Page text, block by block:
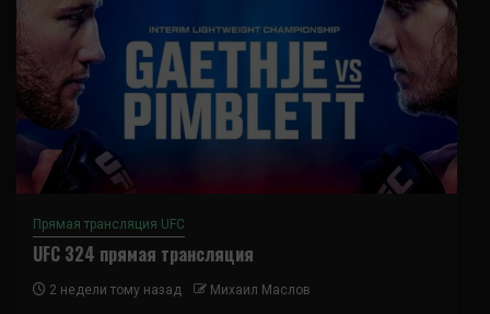
Прямая трансляция UFC
UFC 324 прямая трансляция
2 недели тому назад Михаил Маслов